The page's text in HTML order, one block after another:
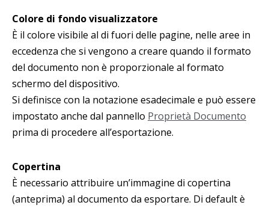
Colore di fondo visualizzatore
È il colore visibile al di fuori delle pagine, nelle aree in
eccedenza che si vengono a creare quando il formato
del documento non è proporzionale al formato
schermo del dispositivo.
Si definisce con la notazione esadecimale e può essere
impostato anche dal pannello Proprietà Documento
prima di procedere all’esportazione.
Copertina
È necessario attribuire un’immagine di copertina
(anteprima) al documento da esportare. Di default è